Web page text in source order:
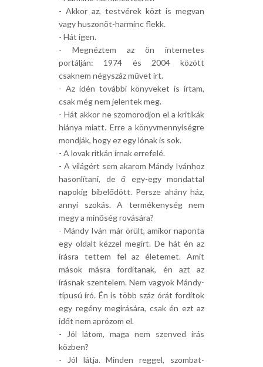
- Akkor az, testvérek közt is megvan
vagy huszonöt-harminc flekk.
- Hát igen.
- Megnéztem az ön internetes
portálján: 1974 és 2004 között
csaknem négyszáz művet írt.
- Az idén további könyveket is írtam,
csak még nem jelentek meg.
- Hát akkor ne szomorodjon el a kritikák
hiánya miatt. Erre a könyvmennyiségre
mondják, hogy ez egy lónak is sok.
- A lovak ritkán írnak errefelé.
- A világért sem akarom Mándy Ivánhoz
hasonlítani, de ő egy-egy mondattal
napokig bíbelődött. Persze ahány ház,
annyi szokás. A termékenység nem
megy a minőség rovására?
- Mándy Iván már örült, amikor naponta
egy oldalt kézzel megírt. De hát én az
írásra tettem fel az életemet. Amit
mások másra fordítanak, én azt az
írásnak szentelem. Nem vagyok Mándy-
típusú író. Én is több száz órát fordítok
egy regény megírására, csak én ezt az
időt nem aprózom el.
- Jól látom, maga nem szenved írás
közben?
- Jól látja. Minden reggel, szombat-